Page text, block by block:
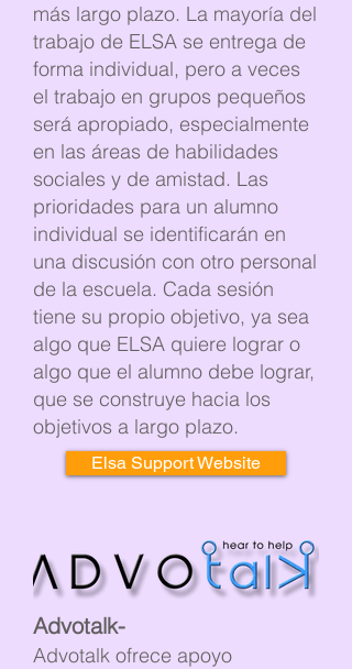
más largo plazo. La mayoría del
trabajo de ELSA se entrega de
forma individual, pero a veces
el trabajo en grupos pequeños
será apropiado, especialmente
en las áreas de habilidades
sociales y de amistad. Las
prioridades para un alumno
individual se identificarán en
una discusión con otro personal
de la escuela. Cada sesión
tiene su propio objetivo, ya sea
algo que ELSA quiere lograr o
algo que el alumno debe lograr,
que se construye hacia los
objetivos a largo plazo.
Elsa Support Website
Advotalk-
Advotalk ofrece apoyo